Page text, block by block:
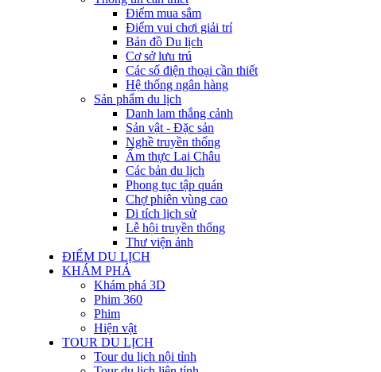
Điểm mua sắm
Điểm vui chơi giải trí
Bản đồ Du lịch
Cơ sở lưu trú
Các số điện thoại cần thiết
Hệ thống ngân hàng
Sản phẩm du lịch
Danh lam thắng cảnh
Sản vật - Đặc sản
Nghề truyền thống
Ẩm thực Lai Châu
Các bản du lịch
Phong tục tập quán
Chợ phiên vùng cao
Di tích lịch sử
Lễ hội truyền thống
Thư viện ảnh
ĐIỂM DU LỊCH
KHÁM PHÁ
Khám phá 3D
Phim 360
Phim
Hiện vật
TOUR DU LỊCH
Tour du lịch nội tỉnh